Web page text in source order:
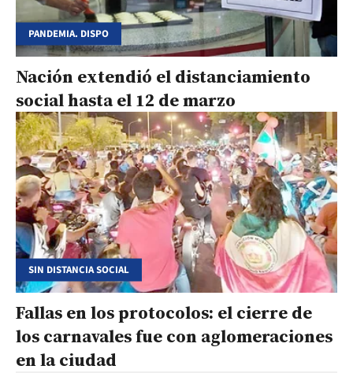
PANDEMIA. DISPO
Nación extendió el distanciamiento
social hasta el 12 de marzo
SIN DISTANCIA SOCIAL
Fallas en los protocolos: el cierre de
los carnavales fue con aglomeraciones
en la ciudad